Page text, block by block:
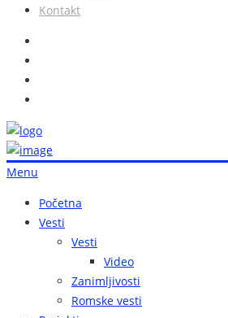
Kontakt
Menu
Početna
Vesti
Vesti
Video
Zanimljivosti
Romske vesti